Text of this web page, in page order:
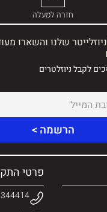
חזרה למעלה
שלנו והשארו
לקבל ניוזלטרים
פרטי